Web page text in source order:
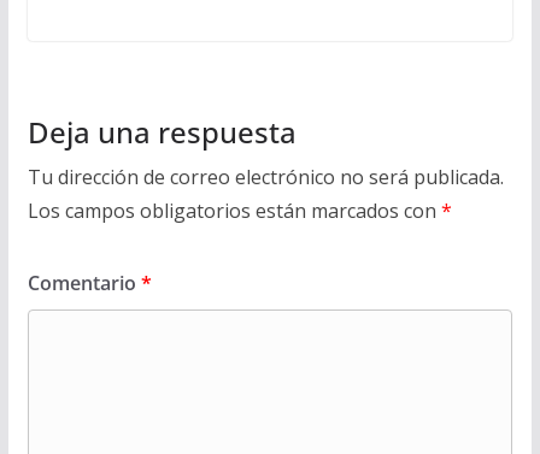
Deja una respuesta
Tu dirección de correo electrónico no será publicada.
Los campos obligatorios están marcados con *
Comentario *